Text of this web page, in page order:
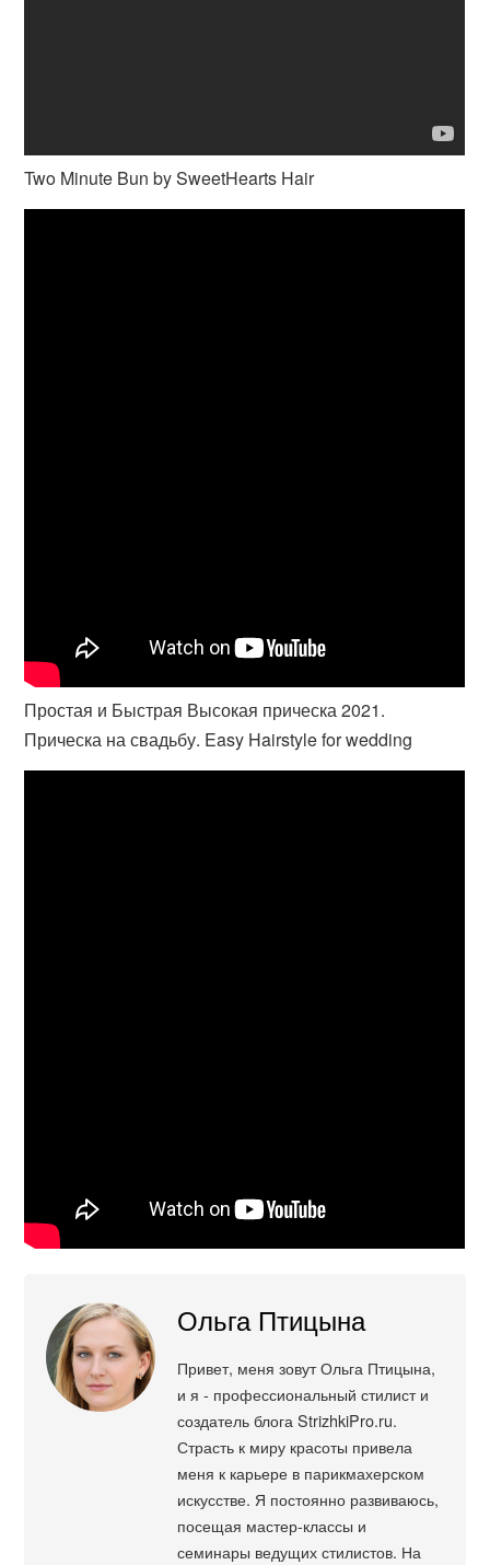
Two Minute Bun by SweetHearts Hair
Простая и Быстрая Высокая прическа 2021.
Прическа на свадьбу. Easy Hairstyle for wedding
Ольга Птицына
Привет, меня зовут Ольга Птицына,
и я - профессиональный стилист и
создатель блога StrizhkiPro.ru.
Страсть к миру красоты привела
меня к карьере в парикмахерском
искусстве. Я постоянно развиваюсь,
посещая мастер-классы и
семинары ведущих стилистов. На